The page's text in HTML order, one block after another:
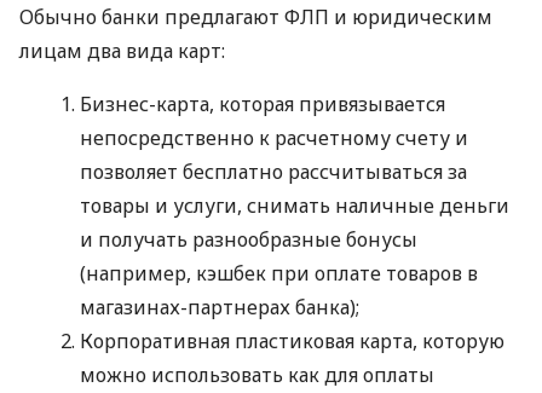
Обычно банки предлагают ФЛП и юридическим
лицам два вида карт:
Бизнес-карта, которая привязывается
непосредственно к расчетному счету и
позволяет бесплатно рассчитываться за
товары и услуги, снимать наличные деньги
и получать разнообразные бонусы
(например, кэшбек при оплате товаров в
магазинах-партнерах банка);
Корпоративная пластиковая карта, которую
можно использовать как для оплаты